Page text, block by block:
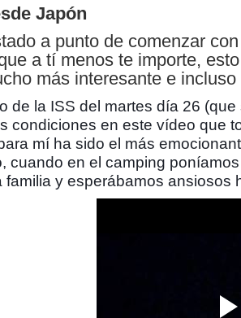
Japón
a punto de comenzar
a tí menos te importe,
más interesante e
de la ISS del martes día 26
condiciones en este vídeo que
mí ha sido el más
cuando en el camping
familia y esperábamos ansiosos